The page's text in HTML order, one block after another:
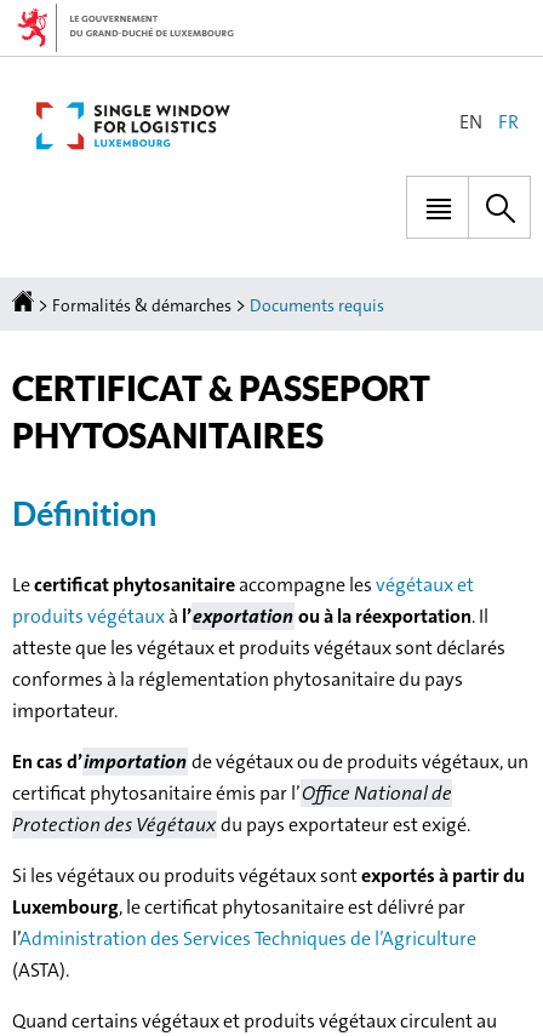
Aller
Aller
EN FR
Accueil
> Formalités & démarches > Documents requis
CERTIFICAT & PASSEPORT
PHYTOSANITAIRES
Définition
Lecertificat phytosanitaireaccompagne lesvégétaux et
produits végétauxà l’exportationou à la réexportation. Il
atteste que les végétaux et produits végétaux sont déclarés
conformes à la réglementation phytosanitaire du pays
importateur.
En cas d’importationde végétaux ou de produits végétaux, un
certificat phytosanitaire émis par l’Office National de
Protection des Végétauxdu pays exportateur est exigé.
Si les végétaux ou produits végétaux sontexportés à partir du
Luxembourg, le certificat phytosanitaire est délivré par
l’Administration des Services Techniques de l’Agriculture
(ASTA).
Quand certains végétaux et produits végétaux circulent au